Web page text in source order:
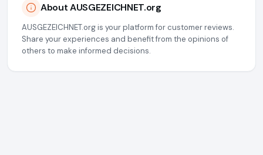
About AUSGEZEICHNET.org
AUSGEZEICHNET.org is your platform for customer reviews.
Share your experiences and benefit from the opinions of
others to make informed decisions.